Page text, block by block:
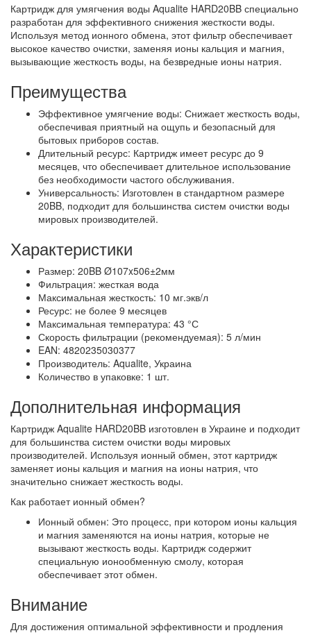
Картридж для умягчения воды Aqualite HARD20BB специально
разработан для эффективного снижения жесткости воды.
Используя метод ионного обмена, этот фильтр обеспечивает
высокое качество очистки, заменяя ионы кальция и магния,
вызывающие жесткость воды, на безвредные ионы натрия.
Преимущества
Эффективное умягчение воды: Снижает жесткость воды,
обеспечивая приятный на ощупь и безопасный для
бытовых приборов состав.
Длительный ресурс: Картридж имеет ресурс до 9
месяцев, что обеспечивает длительное использование
без необходимости частого обслуживания.
Универсальность: Изготовлен в стандартном размере
20BB, подходит для большинства систем очистки воды
мировых производителей.
Характеристики
Размер: 20BB Ø107x506±2мм
Фильтрация: жесткая вода
Максимальная жесткость: 10 мг.экв/л
Ресурс: не более 9 месяцев
Максимальная температура: 43 °С
Скорость фильтрации (рекомендуемая): 5 л/мин
EAN: 4820235030377
Производитель: Aqualite, Украина
Количество в упаковке: 1 шт.
Дополнительная информация
Картридж Aqualite HARD20BB изготовлен в Украине и подходит
для большинства систем очистки воды мировых
производителей. Используя ионный обмен, этот картридж
заменяет ионы кальция и магния на ионы натрия, что
значительно снижает жесткость воды.
Как работает ионный обмен?
Ионный обмен: Это процесс, при котором ионы кальция
и магния заменяются на ионы натрия, которые не
вызывают жесткость воды. Картридж содержит
специальную ионообменную смолу, которая
обеспечивает этот обмен.
Внимание
Для достижения оптимальной эффективности и продления